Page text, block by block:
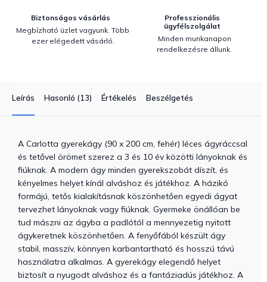
Biztonságos vásárlás
Megbízható üzlet vagyunk. Több
ezer elégedett vásárló.
Professzionális
ügyfélszolgálat
Minden munkanapon
rendelkezésre állunk.
Leírás Hasonló (13) Értékelés Beszélgetés
A Carlotta gyerekágy (90 x 200 cm, fehér) léces ágyráccsal
és tetővel örömet szerez a 3 és 10 év közötti lányoknak és
fiúknak. A modern ágy minden gyerekszobát díszít, és
kényelmes helyet kínál alváshoz és játékhoz. A házikó
formájú, tetős kialakításnak köszönhetően egyedi ágyat
tervezhet lányoknak vagy fiúknak. Gyermeke önállóan be
tud mászni az ágyba a padlótól a mennyezetig nyitott
ágykeretnek köszönhetően. A fenyőfából készült ágy
stabil, masszív, könnyen karbantartható és hosszú távú
használatra alkalmas. A gyerekágy elegendő helyet
biztosít a nyugodt alváshoz és a fantáziadús játékhoz. A